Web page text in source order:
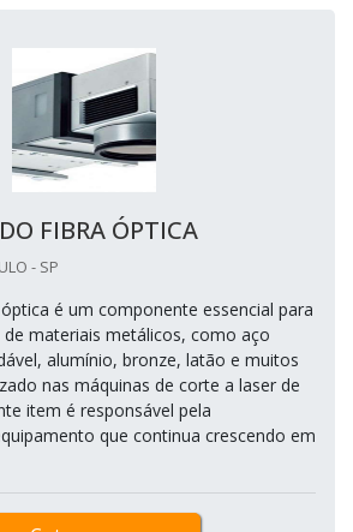
FIBRA ÓPTICA
- SP
é um componente essencial para
materiais metálicos, como aço
alumínio, bronze, latão e muitos
nas máquinas de corte a laser de
item é responsável pela
que continua crescendo em